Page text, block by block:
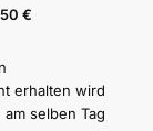
€
erhalten wird
selben Tag